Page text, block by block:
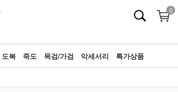
0
도복 죽도 목검/가검 악세서리 특가상품